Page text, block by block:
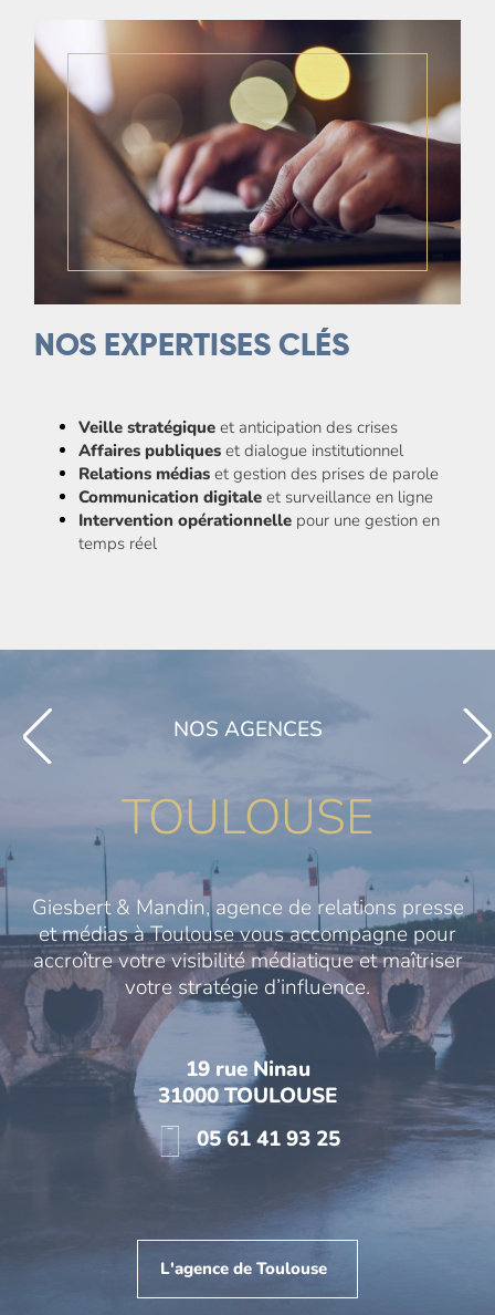
NOS EXPERTISES CLÉS
Veille stratégique et anticipation des crises
Affaires publiques et dialogue institutionnel
Relations médias et gestion des prises de parole
Communication digitale et surveillance en ligne
Intervention opérationnelle pour une gestion en
temps réel
NOS AGENCES
TOULOUSE
Giesbert & Mandin, agence de relations presse
et médias à Toulouse vous accompagne pour
accroître votre visibilité médiatique et maîtriser
votre stratégie d’influence.
19 rue Ninau
31000 TOULOUSE
05 61 41 93 25
L'agence de Toulouse